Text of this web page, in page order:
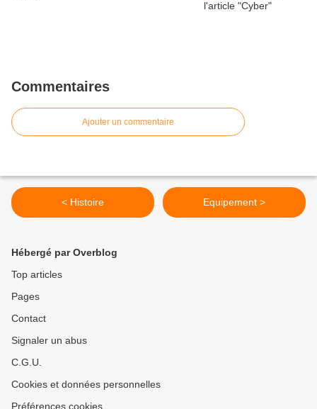
Commentaires
Ajouter un commentaire
< Histoire Equipement >
Hébergé par Overblog
Top articles
Pages
Contact
Signaler un abus
C.G.U.
Cookies et données personnelles
Préférences cookies